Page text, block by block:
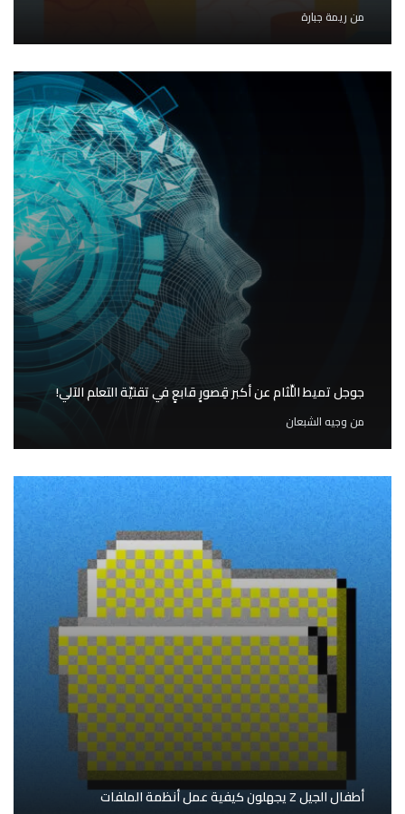
من ريمة جبارة
جوجل تميط اللِّثام عن أكبر قِصورٍ قابعٍ في تقنيّة التعلم الآلي!
من وجيه الشبعان
أطفال الجيل Z يجهلون كيفية عمل أنظمة الملفات